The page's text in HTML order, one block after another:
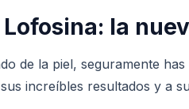
la
de la piel, seguramente
increíbles resultados y a